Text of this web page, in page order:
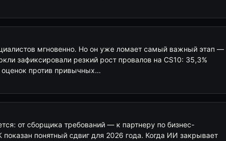
мгновенно. Но он уже ломает самый важный этап —
зафиксировали резкий рост провалов на CS10: 35,3%
оценок против привычных…
от сборщика требований — к партнеру по бизнес-
понятный сдвиг для 2026 года. Когда ИИ закрывает